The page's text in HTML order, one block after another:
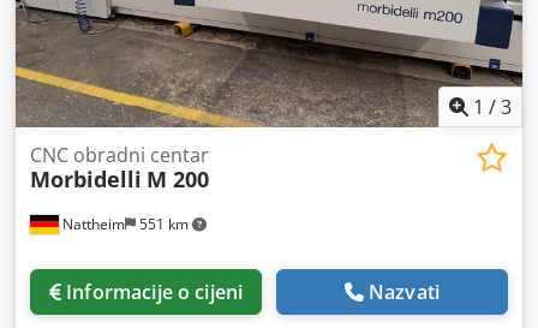
1 /3
Nattheim 551 km
CNC obradni centar
Morbidelli M 200
Informacije o cijeni Nazvati